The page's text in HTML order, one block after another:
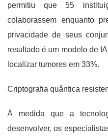
permitiu que 55
colaborassem enquanto
privacidade de seus
resultado é um modelo de
localizar tumores em 33%.
Criptografia quântica
À medida que a
desenvolver, os